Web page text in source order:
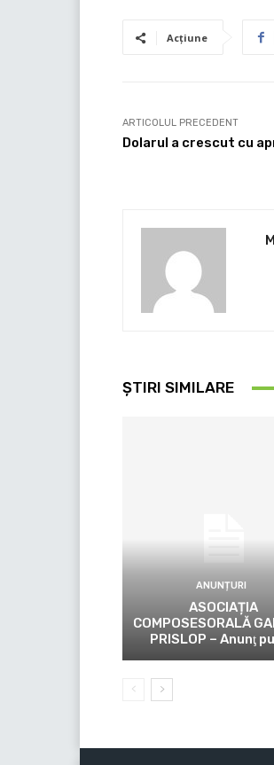
Acțiune
ARTICOLUL PRECEDENT
Dolarul a crescut cu
ȘTIRI SIMILARE
ANUNȚURI
ASOCIAȚIA
COMPOSESORALĂ
PRISLOP – Anunţ